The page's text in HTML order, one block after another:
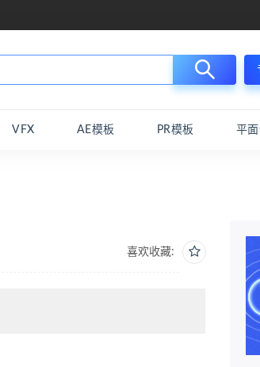
VFX AE模板 PR模板 平
喜欢收藏: